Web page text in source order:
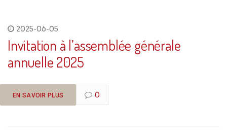
2025-06-05
Invitation à l’assemblée générale
annuelle 2025
EN SAVOIR PLUS 0